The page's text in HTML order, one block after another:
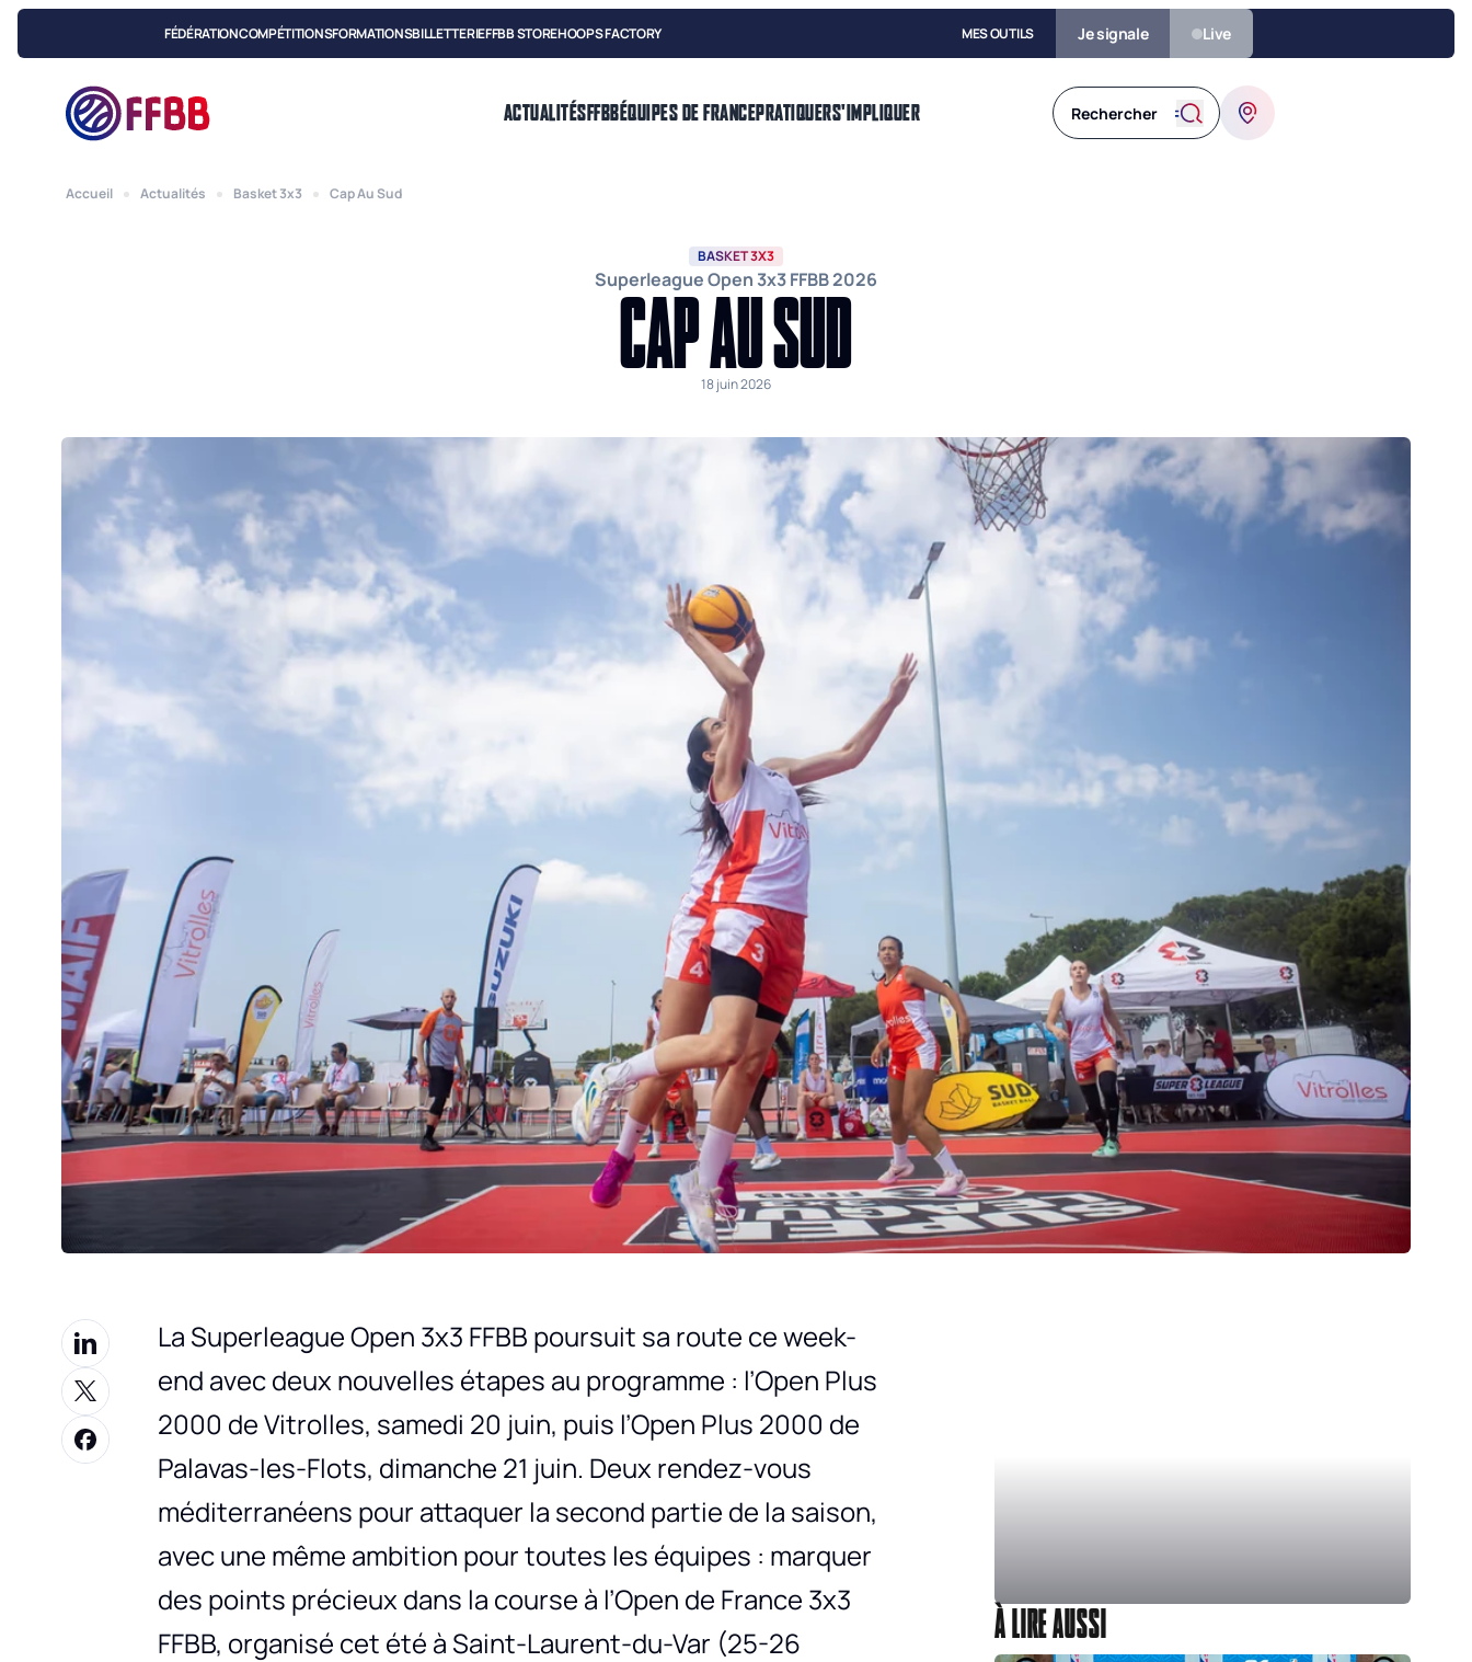
FÉDÉRATIONCOMPÉTITIONSFORMATIONSBILLETTERIEFFBB STOREHOOPS FACTORY MES OUTILS Je signale Live
ACTUALITÉSFFBBÉQUIPES DE FRANCEPRATIQUERS'IMPLIQUER
Accueil Actualités Basket 3x3 Cap Au Sud
BASKET 3X3
Superleague Open 3x3 FFBB 2026
CAP AU SUD
18 juin 2026
La Superleague Open 3x3 FFBB poursuit sa route ce week-
end avec deux nouvelles étapes au programme : l’Open Plus
2000 de Vitrolles, samedi 20 juin, puis l’Open Plus 2000 de
Palavas-les-Flots, dimanche 21 juin. Deux rendez-vous
méditerranéens pour attaquer la second partie de la saison,
avec une même ambition pour toutes les équipes : marquer
des points précieux dans la course à l’Open de France 3x3
FFBB, organisé cet été à Saint-Laurent-du-Var (25-26
À LIRE AUSSI